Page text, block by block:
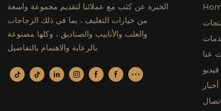
الخبرة عن كثب مع عملائنا لتقديم مجموعة واسعة
من خيارات التغليف ، بما في ذلك الزجاجات
والعلب والأنابيب والصناديق ، وكلها مصنوعة
بالرعاية والاهتمام بالتفاصيل.
عنا
فيديو
أخبار
اتصال